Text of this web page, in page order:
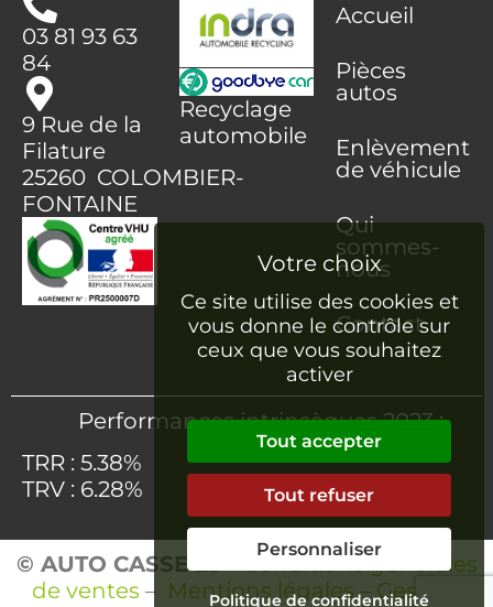
03 81 93 63
84
9 Rue de la
Filature
25260 COLOMBIER-
FONTAINE
Recyclage
automobile
Accueil
Pièces
autos
Enlèvement
de véhicule
Qui
sommes-
nous
Contact
Performances intrinsèques 2023 :
TRR : 5.38%
TRV : 6.28%
© AUTO CASSE 25–Conditions générales
de ventes – Mentions légales–Gestion
Ce site utilise des cookies et
vous donne le contrôle sur
ceux que vous souhaitez
activer
Tout accepter
Tout refuser
Personnaliser
Politique de confidentialité